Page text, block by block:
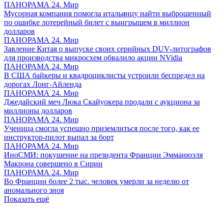
ПАНОРАМА 24. Мир
Мусорная компания помогла итальянцу найти выброшенный
по ошибке лотерейный билет с выигрышем в миллион
долларов
ПАНОРАМА 24. Мир
Завление Китая о выпуске своих серийных DUV-литографов
для производства микросхем обвалило акции NVidia
ПАНОРАМА 24. Мир
В США байкеры и квадроциклисты устроили беспредел на
дорогах Лонг-Айленда
ПАНОРАМА 24. Мир
Джедайский меч Люка Скайуокера продали с аукциона за
миллионы долларов
ПАНОРАМА 24. Мир
Ученица смогла успешно приземлиться после того, как ее
инструктор-пилот выпал за борт
ПАНОРАМА 24. Мир
ИноСМИ: покушение на президента Франции Эмманюэля
Макрона совершено в Сирии
ПАНОРАМА 24. Мир
Во Франции более 2 тыс. человек умерли за неделю от
аномального зноя
Показать ещё